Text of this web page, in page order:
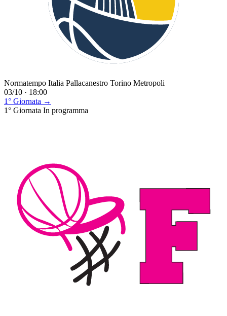
Normatempo Italia Pallacanestro Torino Metropoli
03/10 · 18:00
1° Giornata →
1° Giornata In programma